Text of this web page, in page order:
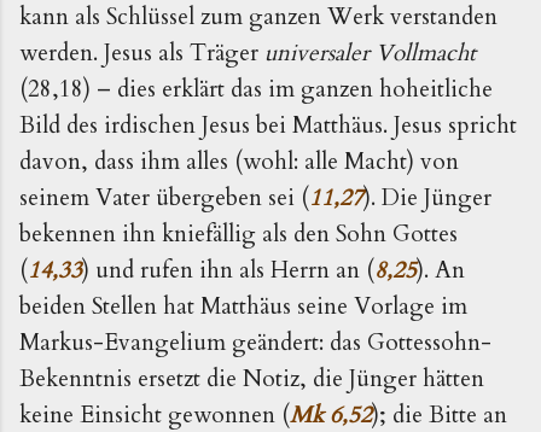
kann als Schlüssel zum ganzen Werk verstanden
werden. Jesus als Träger universaler Vollmacht
(28,18) – dies erklärt das im ganzen hoheitliche
Bild des irdischen Jesus bei Matthäus. Jesus spricht
davon, dass ihm alles (wohl: alle Macht) von
seinem Vater übergeben sei (11,27). Die Jünger
bekennen ihn kniefällig als den Sohn Gottes
(14,33) und rufen ihn als Herrn an (8,25). An
beiden Stellen hat Matthäus seine Vorlage im
Markus-Evangelium geändert: das Gottessohn-
Bekenntnis ersetzt die Notiz, die Jünger hätten
keine Einsicht gewonnen (Mk 6,52); die Bitte an